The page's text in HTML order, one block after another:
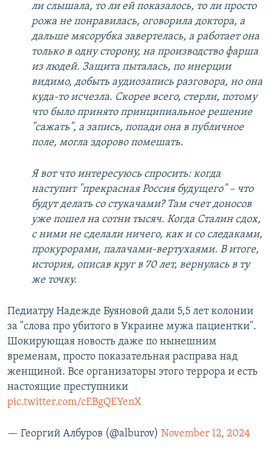
ли слышала, то ли ей показалось, то ли просто
рожа не понравилась, оговорила доктора, а
дальше мясорубка завертелась, а работает она
только в одну сторону, на производство фарша
из людей. Защита пыталась, по инерции
видимо, добыть аудиозапись разговора, но она
куда-то исчезла. Скорее всего, стерли, потому
что было принято принципиальное решение
"сажать", а запись, попади она в публичное
поле, могла здорово помешать.
Я вот что интересуюсь спросить: когда
наступит "прекрасная Россия будущего" – что
будут делать со стукачами? Там счет доносов
уже пошел на сотни тысяч. Когда Сталин сдох,
с ними не сделали ничего, как и со следаками,
прокурорами, палачами-вертухаями. В итоге,
история, описав круг в 70 лет, вернулась в ту
же точку.
Педиатру Надежде Буяновой дали 5,5 лет колонии
за "слова про убитого в Украине мужа пациентки".
Шокирующая новость даже по нынешним
временам, просто показательная расправа над
женщиной. Все организаторы этого террора и есть
настоящие преступники
pic.twitter.com/cEBgQEYenX
— Георгий Албуров (@alburov) November 12, 2024